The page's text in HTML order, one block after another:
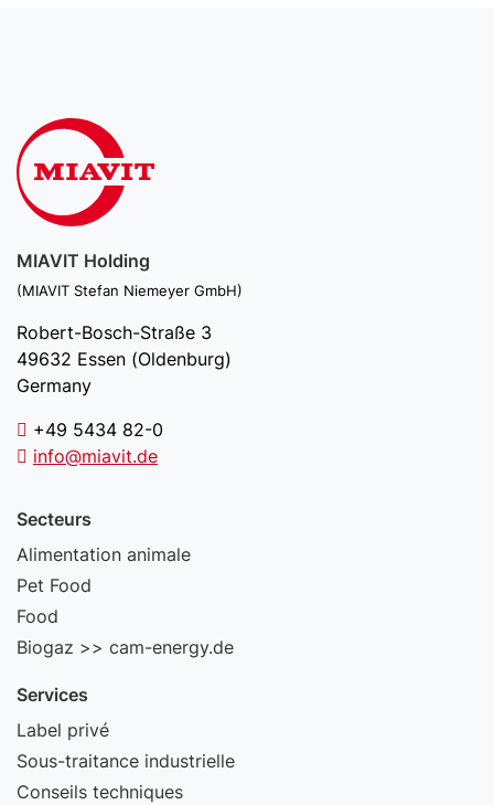
MIAVIT Holding
(MIAVIT Stefan Niemeyer GmbH)
Robert-Bosch-Straße 3
49632 Essen (Oldenburg)
Germany
+49 5434 82-0
info@miavit.de
Secteurs
Alimentation animale
Pet Food
Food
Biogaz >> cam-energy.de
Services
Label privé
Sous-traitance industrielle
Conseils techniques